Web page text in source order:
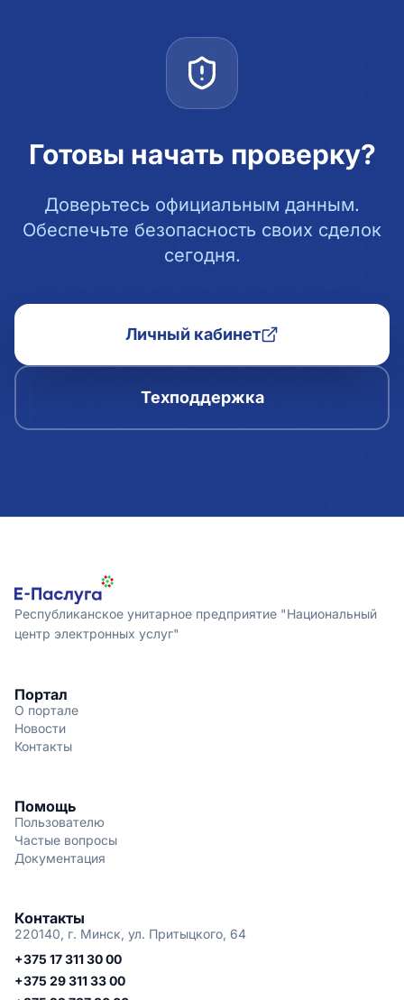
Готовы начать проверку?
Доверьтесь официальным данным.
Обеспечьте безопасность своих сделок
сегодня.
Личный кабинет
Техподдержка
Республиканское унитарное предприятие "Национальный
центр электронных услуг"
Портал
О портале
Новости
Контакты
Помощь
Пользователю
Частые вопросы
Документация
Контакты
220140, г. Минск, ул. Притыцкого, 64
+375 17 311 30 00
+375 29 311 33 00